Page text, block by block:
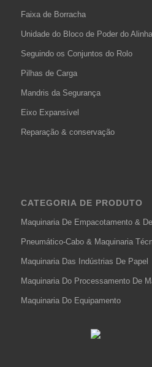
Faixa de Borracha
Unidade do Bloco de Poder do
Seguindo os Conjuntos do Rolo
Pilhas de Carga
Mandris da Segurança
Eixo Expansível
Reparação & conservação
CATEGORIA DE PRODUTO
Maquinaria De Empacotamento &
Pneumático-Cabo & Maquinaria
Maquinaria Das Indústrias De Papel
Maquinaria Do Processamento De
Maquinaria Do Equipamento